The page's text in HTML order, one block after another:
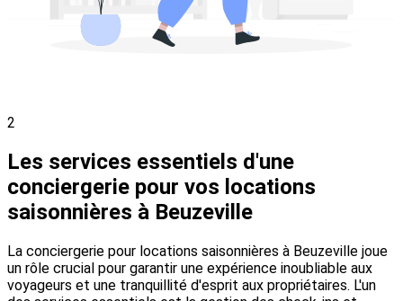
2
Les services essentiels d'une
conciergerie pour vos locations
saisonnières à Beuzeville
La conciergerie pour locations saisonnières à Beuzeville joue
un rôle crucial pour garantir une expérience inoubliable aux
voyageurs et une tranquillité d'esprit aux propriétaires. L'un